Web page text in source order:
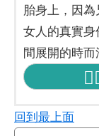
胎身上，因
女人的真實
間展開的時而
回到最上面